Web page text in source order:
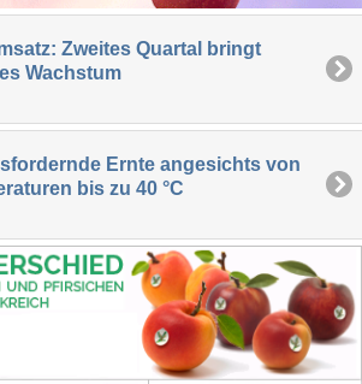
Zweites Quartal bringt
Wachstum
Ernte angesichts von
bis zu 40 °C